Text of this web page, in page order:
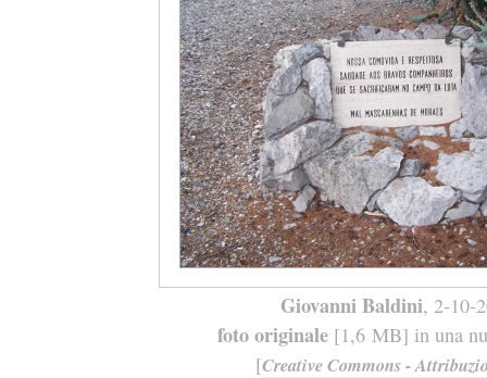
Giovanni Baldini, 2-10-
foto originale[1,6 MB] in una
[Creative Commons -